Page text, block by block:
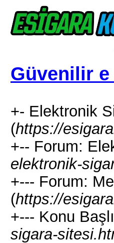
Güvenilir
+- Elektronik
(https://
+-- Forum:
elektronik-
+--- Forum:
(https://
+--- Konu
sigara-